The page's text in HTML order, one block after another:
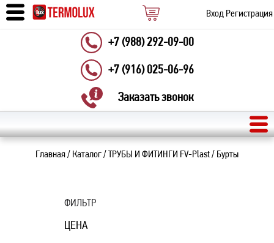
Вход Регистрация
+7 (988) 292-09-00
+7 (916) 025-06-96
Заказать звонок
Главная/ Каталог/ ТРУБЫ И ФИТИНГИ FV-Plast/ Бурты
ФИЛЬТР
ЦЕНА